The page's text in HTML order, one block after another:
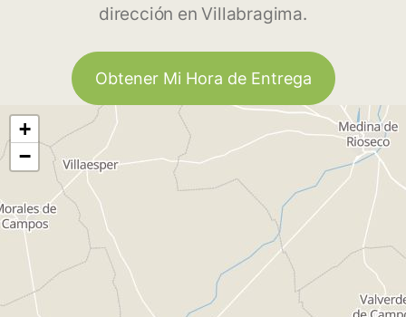
dirección en Villabragima.
Obtener Mi Hora de Entrega
+
−